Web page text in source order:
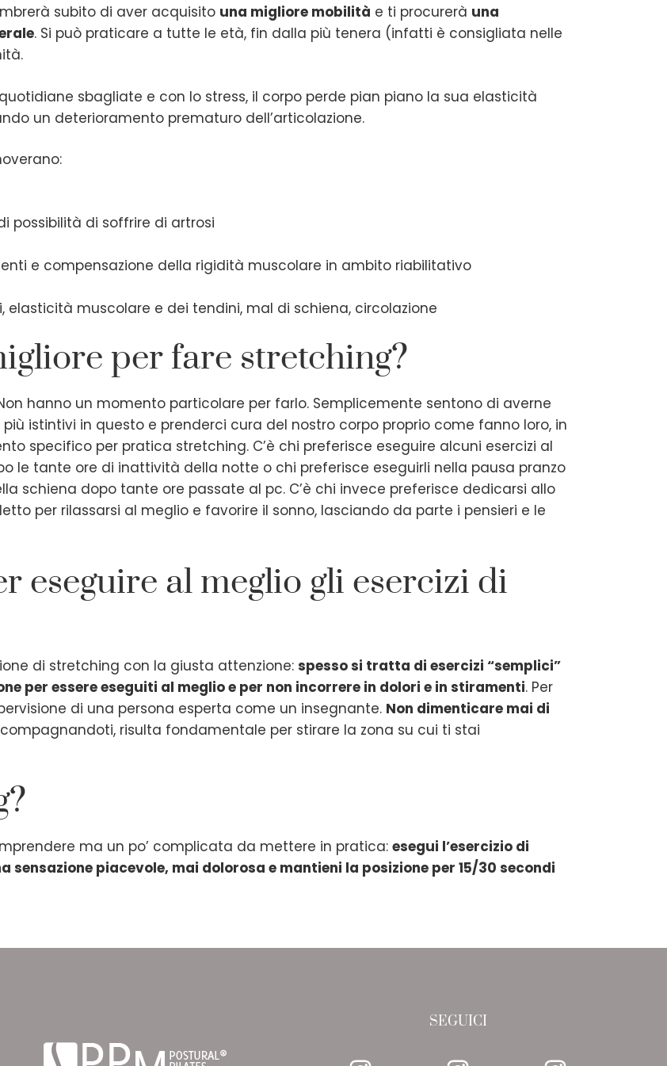
subito di aver acquisito una migliore mobilità e ti procurerà una
. Si può praticare a tutte le età, fin dalla più tenera (infatti è consigliata nelle
sbagliate e con lo stress, il corpo perde pian piano la sua elasticità
un deterioramento prematuro dell’articolazione.
possibilità di soffrire di artrosi
e compensazione della rigidità muscolare in ambito riabilitativo
elasticità muscolare e dei tendini, mal di schiena, circolazione
per fare stretching?
hanno un momento particolare per farlo. Semplicemente sentono di averne
istintivi in questo e prenderci cura del nostro corpo proprio come fanno loro, in
specifico per pratica stretching. C’è chi preferisce eseguire alcuni esercizi al
le tante ore di inattività della notte o chi preferisce eseguirli nella pausa pranzo
schiena dopo tante ore passate al pc. C’è chi invece preferisce dedicarsi allo
per rilassarsi al meglio e favorire il sonno, lasciando da parte i pensieri e le
eseguire al meglio gli esercizi di
di stretching con la giusta attenzione: spesso si tratta di esercizi “semplici”
per essere eseguiti al meglio e per non incorrere in dolori e in stiramenti. Per
di una persona esperta come un insegnante. Non dimenticare mai di
risulta fondamentale per stirare la zona su cui ti stai
ma un po’ complicata da mettere in pratica: esegui l’esercizio di
piacevole, mai dolorosa e mantieni la posizione per 15/30 secondi
SEGUICI